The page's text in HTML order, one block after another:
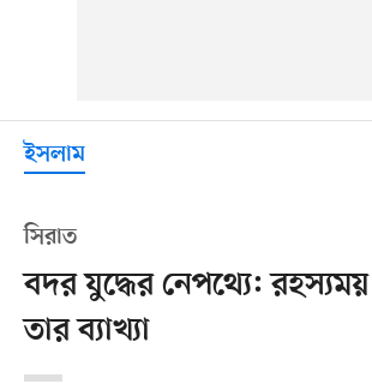
ইসলাম
সিরাত
বদর যুদ্ধের নেপথ্যে: রহস্যময়
তার ব্যাখ্যা